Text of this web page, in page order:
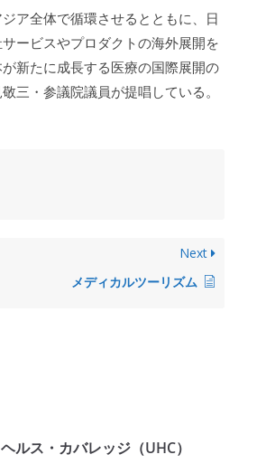
ア全体で循環させるとともに、日
ービスやプロダクトの海外展開を
新たに成長する医療の国際展開の
三・参議院議員が提唱している。
Next
メディカルツーリズム
ルス・カバレッジ（UHC）